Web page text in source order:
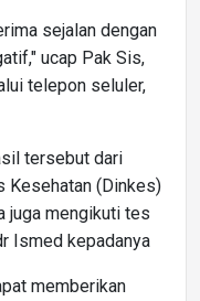
sejalan dengan
ucap Pak Sis,
telepon seluler,
tersebut dari
Kesehatan (Dinkes)
juga mengikuti tes
Ismed kepadanya
memberikan